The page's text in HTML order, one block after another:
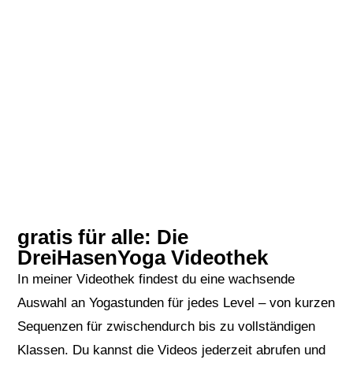
gratis für alle: Die
DreiHasenYoga Videothek
In meiner Videothek findest du eine wachsende
Auswahl an Yogastunden für jedes Level – von kurzen
Sequenzen für zwischendurch bis zu vollständigen
Klassen. Du kannst die Videos jederzeit abrufen und